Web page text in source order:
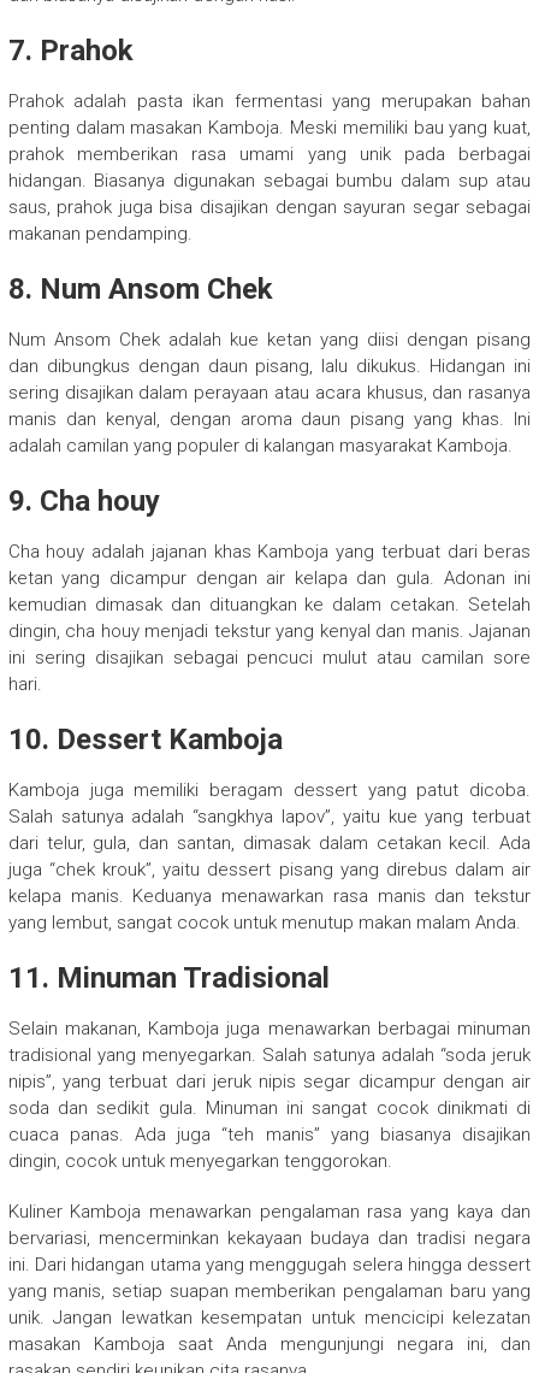
7. Prahok
Prahok adalah pasta ikan fermentasi yang merupakan bahan
penting dalam masakan Kamboja. Meski memiliki bau yang kuat,
prahok memberikan rasa umami yang unik pada berbagai
hidangan. Biasanya digunakan sebagai bumbu dalam sup atau
saus, prahok juga bisa disajikan dengan sayuran segar sebagai
makanan pendamping.
8. Num Ansom Chek
Num Ansom Chek adalah kue ketan yang diisi dengan pisang
dan dibungkus dengan daun pisang, lalu dikukus. Hidangan ini
sering disajikan dalam perayaan atau acara khusus, dan rasanya
manis dan kenyal, dengan aroma daun pisang yang khas. Ini
adalah camilan yang populer di kalangan masyarakat Kamboja.
9. Cha houy
Cha houy adalah jajanan khas Kamboja yang terbuat dari beras
ketan yang dicampur dengan air kelapa dan gula. Adonan ini
kemudian dimasak dan dituangkan ke dalam cetakan. Setelah
dingin, cha houy menjadi tekstur yang kenyal dan manis. Jajanan
ini sering disajikan sebagai pencuci mulut atau camilan sore
hari.
10. Dessert Kamboja
Kamboja juga memiliki beragam dessert yang patut dicoba.
Salah satunya adalah “sangkhya lapov”, yaitu kue yang terbuat
dari telur, gula, dan santan, dimasak dalam cetakan kecil. Ada
juga “chek krouk”, yaitu dessert pisang yang direbus dalam air
kelapa manis. Keduanya menawarkan rasa manis dan tekstur
yang lembut, sangat cocok untuk menutup makan malam Anda.
11. Minuman Tradisional
Selain makanan, Kamboja juga menawarkan berbagai minuman
tradisional yang menyegarkan. Salah satunya adalah “soda jeruk
nipis”, yang terbuat dari jeruk nipis segar dicampur dengan air
soda dan sedikit gula. Minuman ini sangat cocok dinikmati di
cuaca panas. Ada juga “teh manis” yang biasanya disajikan
dingin, cocok untuk menyegarkan tenggorokan.
Kuliner Kamboja menawarkan pengalaman rasa yang kaya dan
bervariasi, mencerminkan kekayaan budaya dan tradisi negara
ini. Dari hidangan utama yang menggugah selera hingga dessert
yang manis, setiap suapan memberikan pengalaman baru yang
unik. Jangan lewatkan kesempatan untuk mencicipi kelezatan
masakan Kamboja saat Anda mengunjungi negara ini, dan